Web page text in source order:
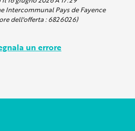
Intercommunal Pays de Fayence
dell'offerta :6826026)
un errore